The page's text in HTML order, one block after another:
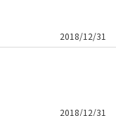
2018/12/31
2018/12/31